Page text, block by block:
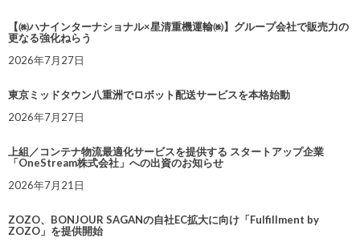
【㈱ハナインターナショナル×星清重機運輸㈱】グループ会社で販売力の
更なる強化ねらう
2026年7月27日
東京ミッドタウン八重洲でロボット配送サービスを本格始動
2026年7月27日
上組／コンテナ物流最適化サービスを提供する スタートアップ企業
「OneStream株式会社」への出資のお知らせ
2026年7月21日
ZOZO、BONJOUR SAGANの自社EC拡大に向け「Fulfillment by
ZOZO」を提供開始